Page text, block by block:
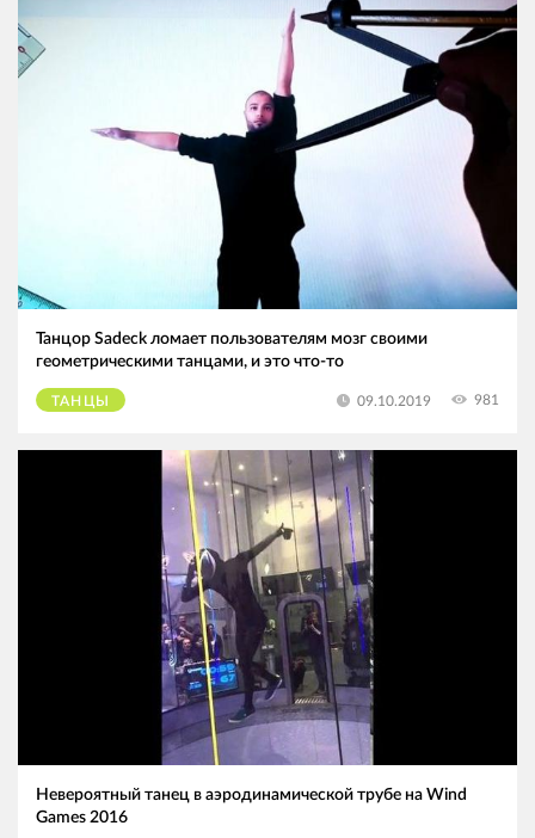
Танцор Sadeck ломает пользователям мозг своими
геометрическими танцами, и это что-то
ТАНЦЫ 09.10.2019 981
Невероятный танец в аэродинамической трубе на Wind
Games 2016